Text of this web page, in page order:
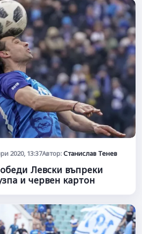
2020, 13:37Автор:Станислав Тенев
Левски въпреки
и червен картон